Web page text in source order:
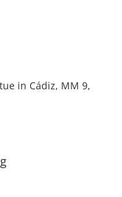
in Cádiz, MM 9,